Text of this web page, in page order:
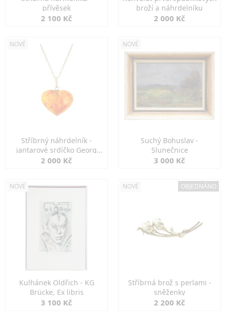
přívěsek
2 100 Kč
broží a náhrdelníku
2 000 Kč
NOVÉ
Stříbrný náhrdelník -
jantarové srdíčko Georg
Kramer
2 000 Kč
NOVÉ
Suchý Bohuslav -
Slunečnice
3 000 Kč
NOVÉ
Kulhánek Oldřich - KG
Brücke, Ex libris
3 100 Kč
NOVÉ OBJEDNÁNO
Stříbrná brož s perlami -
sněženky
2 200 Kč